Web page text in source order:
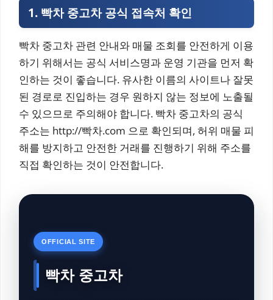
1. 빡차 중고차 공식 접속처 확인
빡차 중고차 관련 안내와 매물 조회를 안전하게 이용
하기 위해서는 공식 서비스명과 운영 기관을 먼저 확
인하는 것이 좋습니다. 유사한 이름의 사이트나 잘못
된 경로로 진입하는 경우 원하지 않는 정보에 노출될
수 있으므로 주의해야 합니다. 빡차 중고차의 공식
주소는 http://빡차.com 으로 확인되며, 허위 매물 피
해를 방지하고 안전한 거래를 진행하기 위해 주소를
직접 확인하는 것이 안전합니다.
OFFICIAL SITE
빡차 중고차